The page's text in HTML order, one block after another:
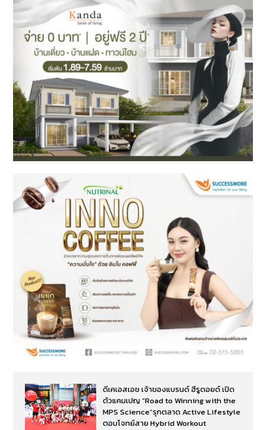
ดีเคเอสเอช เจ้าของแบรนด์ ฮีรูดอยด์ เปิด
ตัวแคมเปญ “Road to Winning with the
MPS Science”รุกตลาด Active Lifestyle
ตอบโจทย์สาย Hybrid Workout